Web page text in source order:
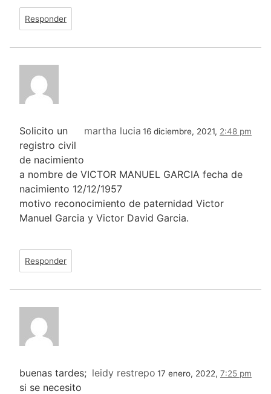
Responder
martha lucia 16 diciembre, 2021, 2:48 pm
Solicito un
registro civil
de nacimiento
a nombre de VICTOR MANUEL GARCIA fecha de
nacimiento 12/12/1957
motivo reconocimiento de paternidad Victor
Manuel Garcia y Victor David Garcia.
Responder
leidy restrepo 17 enero, 2022, 7:25 pm
buenas tardes;
si se necesito